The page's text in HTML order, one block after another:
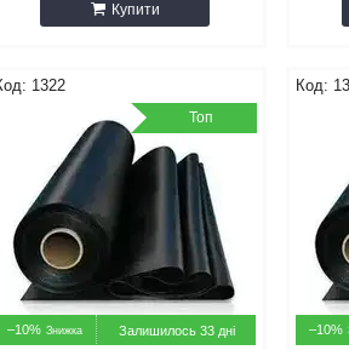
Купити
1322
Топ
–10% Залишилось 33 дні –10%